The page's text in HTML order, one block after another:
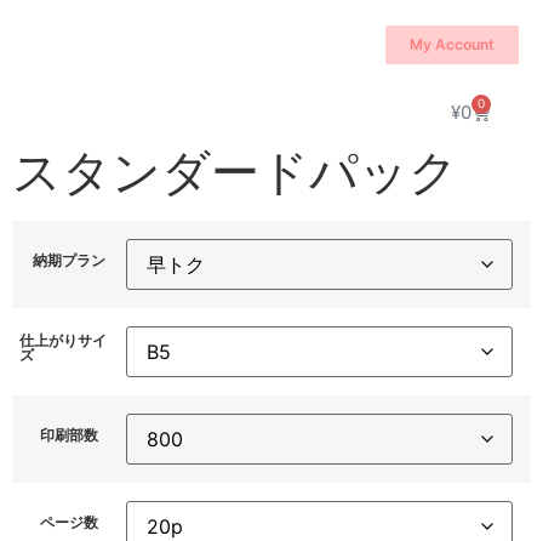
My Account
¥0 0
スタンダードパック
納期プラン
仕上がりサイ
ズ
印刷部数
ページ数